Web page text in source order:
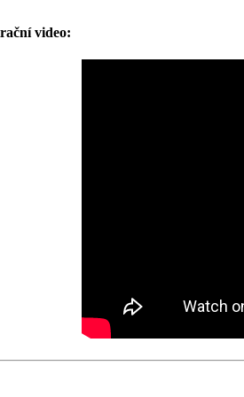
video: